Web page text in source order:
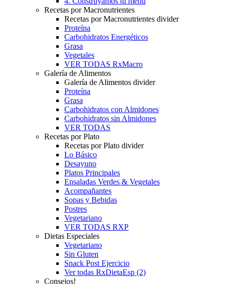
Recetas por Macronutrientes
Recetas por Macronutrientes divider
Proteína
Carbohidratos Energéticos
Grasa
Vegetales
VER TODAS RxMacro
Galería de Alimentos
Galería de Alimentos divider
Proteína
Grasa
Carbohidratos con Almidones
Carbohidratos sin Almidones
VER TODAS
Recetas por Plato
Recetas por Plato divider
Lo Básico
Desayuno
Platos Principales
Ensaladas Verdes & Vegetales
Acompañantes
Sopas y Bebidas
Postres
Vegetariano
VER TODAS RXP
Dietas Especiales
Vegetariano
Sin Gluten
Snack Post Ejercicio
Ver todas RxDietaEsp (2)
Consejos!